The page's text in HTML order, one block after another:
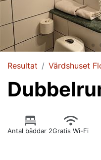
Resultat Värdshuset
Antal bäddar 2Gratis Wi-Fi